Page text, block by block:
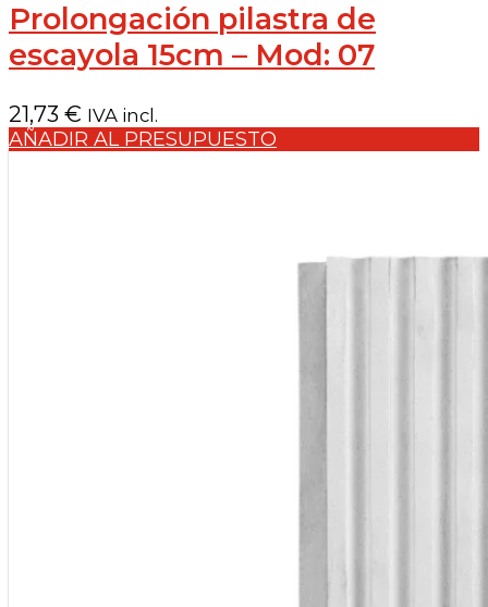
Prolongación pilastra de
escayola 15cm – Mod: 07
21,73 € IVA incl.
AÑADIR AL PRESUPUESTO